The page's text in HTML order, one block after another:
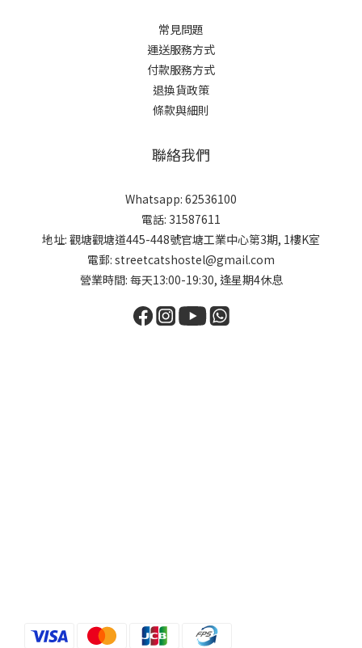
常見問題
運送服務方式
付款服務方式
退換貨政策
條款與細則
聯絡我們
Whatsapp: 62536100
電話: 31587611
地址: 觀塘觀塘道445-448號官塘工業中心第3期, 1樓K室
電郵: streetcatshostel@gmail.com
營業時間: 每天13:00-19:30, 逢星期4休息